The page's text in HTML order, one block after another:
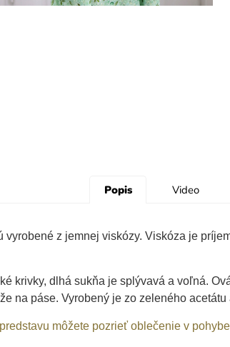
Popis Video
vyrobené z jemnej viskózy. Viskóza je
krivky, dlhá sukňa je splývavá a voľná.
na páse. Vyrobený je zo zeleného
môžete pozrieť oblečenie v